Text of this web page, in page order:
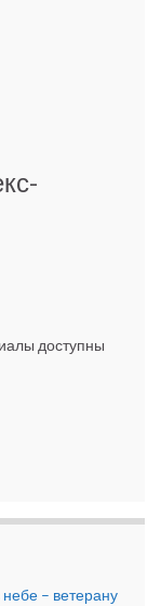
доступны
– ветерану